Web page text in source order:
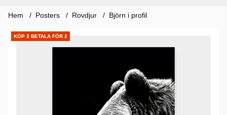
Hem Posters Rovdjur Björn i profil
KÖP 3 BETALA FÖR 2
Produktbilder